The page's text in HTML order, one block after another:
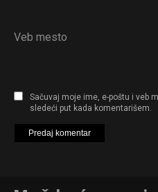
Veb mesto
Sačuvaj moje ime, e-poštu i veb
sledeći put kada komentarišem.